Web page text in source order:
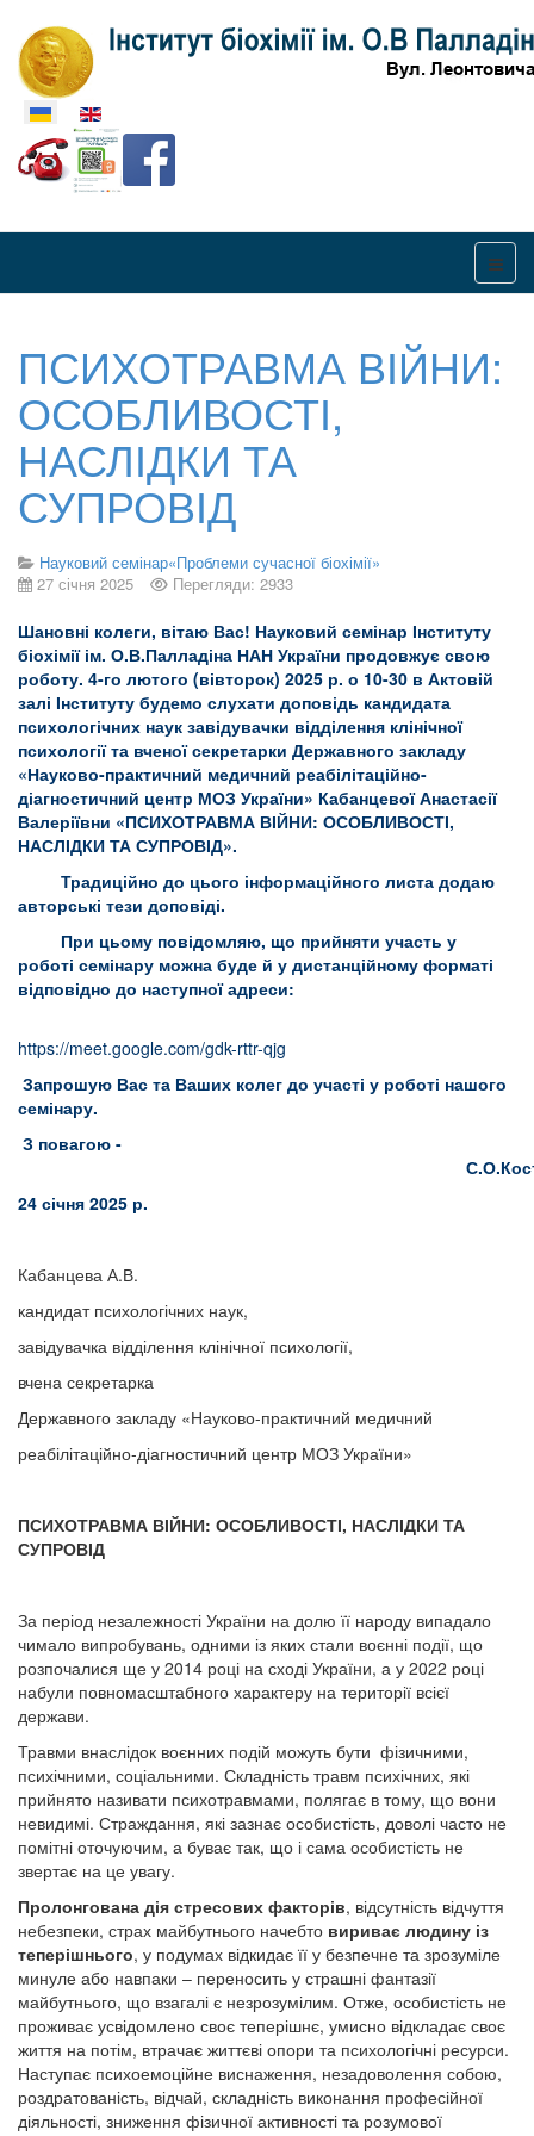
Оберіть свою мову
ПСИХОТРАВМА ВІЙНИ:
ОСОБЛИВОСТІ,
НАСЛІДКИ ТА
СУПРОВІД
Науковий семінар«Проблеми сучасної біохімії»
27 січня 2025
Перегляди: 2933
Шановні колеги, вітаю Вас! Науковий семінар Інституту
біохімії ім. О.В.Палладіна НАН України продовжує свою
роботу. 4-го лютого (вівторок) 2025 р. о 10-30 в Актовій
залі Інституту будемо слухати доповідь кандидата
психологічних наук завідувачки відділення клінічної
психології та вченої секретарки Державного закладу
«Науково-практичний медичний реабілітаційно-
діагностичний центр МОЗ України» Кабанцевої Анастасії
Валеріївни «ПСИХОТРАВМА ВІЙНИ: ОСОБЛИВОСТІ,
НАСЛІДКИ ТА СУПРОВІД».
Традиційно до цього інформаційного листа додаю
авторські тези доповіді.
При цьому повідомляю, що прийняти участь у
роботі семінару можна буде й у дистанційному форматі
відповідно до наступної адреси:
https://meet.google.com/gdk-rttr-qjg
Запрошую Вас та Ваших колег до участі у роботі нашого
семінару.
З повагою -
24 січня 2025 р.
Кабанцева А.В.
кандидат психологічних наук,
завідувачка відділення клінічної психології,
вчена секретарка
Державного закладу «Науково-практичний медичний
реабілітаційно-діагностичний центр МОЗ України»
ПСИХОТРАВМА ВІЙНИ: ОСОБЛИВОСТІ, НАСЛІДКИ ТА
СУПРОВІД
За період незалежності України на долю її народу випадало
чимало випробувань, одними із яких стали воєнні події, що
розпочалися ще у 2014 році на сході України, а у 2022 році
набули повномасштабного характеру на території всієї
держави.
Травми внаслідок воєнних подій можуть бути фізичними,
психічними, соціальними. Складність травм психічних, які
прийнято називати психотравмами, полягає в тому, що вони
невидимі. Страждання, які зазнає особистість, доволі часто не
помітні оточуючим, а буває так, що і сама особистість не
звертає на це увагу.
Пролонгована дія стресових факторів, відсутність відчуття
небезпеки, страх майбутнього начебто вириває людину із
теперішнього, у подумах відкидає її у безпечне та зрозуміле
минуле або навпаки – переносить у страшні фантазії
майбутнього, що взагалі є незрозумілим. Отже, особистість не
проживає усвідомлено своє теперішнє, умисно відкладає своє
життя на потім, втрачає життєві опори та психологічні ресурси.
Наступає психоемоційне виснаження, незадоволення собою,
роздратованість, відчай, складність виконання професійної
діяльності, зниження фізичної активності та розумової